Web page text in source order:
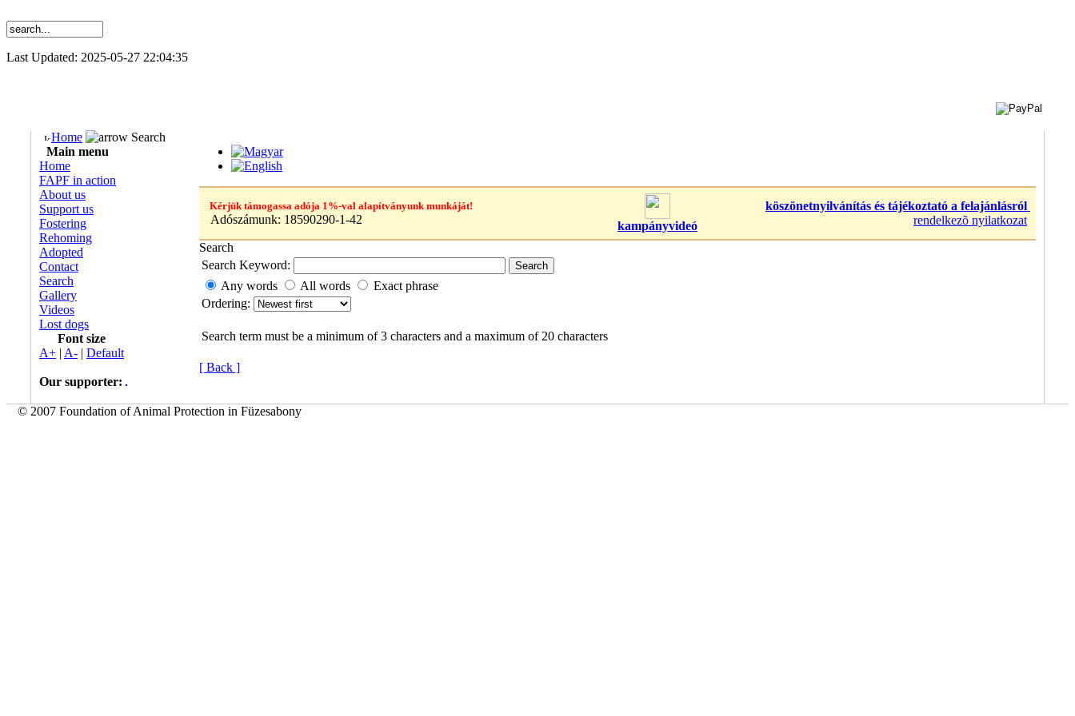
Last Updated: 2025-05-27 22:04:35
Home
Search
Main menu
Home
FAPF in action
About us
Support us
Fostering
Rehoming
Adopted
Contact
Search
Gallery
Videos
Lost dogs
Font size
A+ | A- | Default
Our supporter:
Kérjük támogassa adója 1%-val alapítványunk munkáját!
Adószámunk: 18590290-1-42 kampányvideó
köszönetnyilvánítás és tájékoztató a felajánlásról
rendelkezõ nyilatkozat
Search
Search Keyword:
Any words
All words
Exact phrase
Ordering:
Search term must be a minimum of 3 characters and a maximum of 20 characters
[ Back ]
© 2007 Foundation of Animal Protection in Füzesabony